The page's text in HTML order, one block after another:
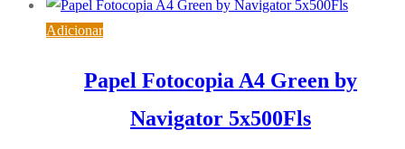
Adicionar
Papel Fotocopia A4 Green by
Navigator 5x500Fls